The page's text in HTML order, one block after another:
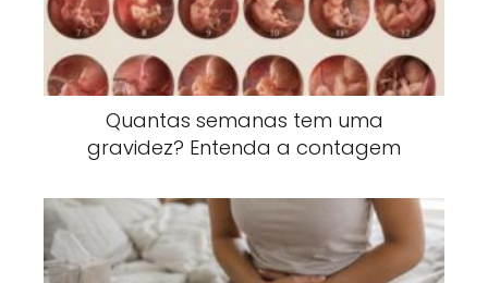
Quantas semanas tem uma
gravidez? Entenda a contagem